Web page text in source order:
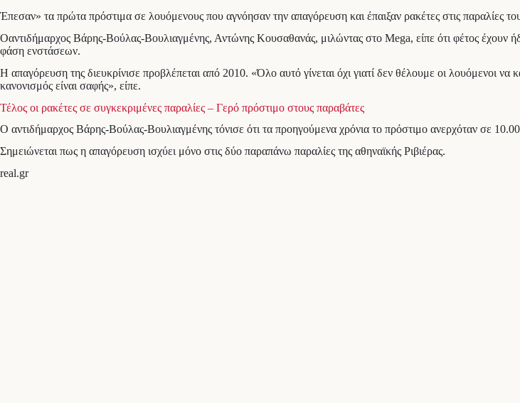
Έπεσαν» τα πρώτα πρόστιμα σε λουόμενους που αγνόησαν την απαγόρευση και έπαιξαν ρακέτες στις παραλίες
Οαντιδήμαρχος Βάρης-Βούλας-Βουλιαγμένης, Αντώνης Κουσαθανάς, μιλώντας στο Mega, είπε ότι φέτος έχουν
φάση ενστάσεων.
Η απαγόρευση της διευκρίνισε προβλέπεται από 2010. «Όλο αυτό γίνεται όχι γιατί δεν θέλουμε οι λουόμενοι να
κανονισμός είναι σαφής», είπε.
Τέλος οι ρακέτες σε συγκεκριμένες παραλίες – Γερό πρόστιμο στους παραβάτες
Ο αντιδήμαρχος Βάρης-Βούλας-Βουλιαγμένης τόνισε ότι τα προηγούμενα χρόνια το πρόστιμο ανερχόταν σε
Σημειώνεται πως η απαγόρευση ισχύει μόνο στις δύο παραπάνω παραλίες της αθηναϊκής Ριβιέρας.
real.gr